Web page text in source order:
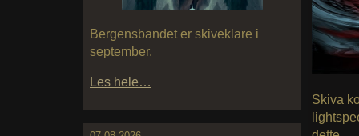
Bergensbandet er skiveklare i
september.
Les hele…
Skiva